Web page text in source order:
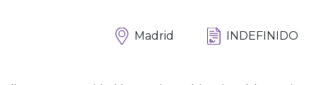
Madrid INDEFINIDO